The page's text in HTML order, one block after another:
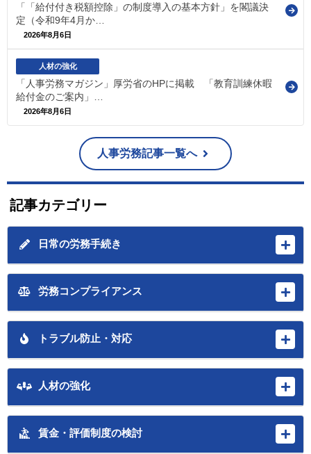
「「給付付き税額控除」の制度導入の基本方針」を閣議決
定（令和9年4月か…
2026年8月6日
人材の強化
「人事労務マガジン」厚労省のHPに掲載 「教育訓練休暇
給付金のご案内」…
2026年8月6日
人事労務記事一覧へ
記事カテゴリー
日常の労務手続き
労務コンプライアンス
トラブル防止・対応
人材の強化
賃金・評価制度の検討